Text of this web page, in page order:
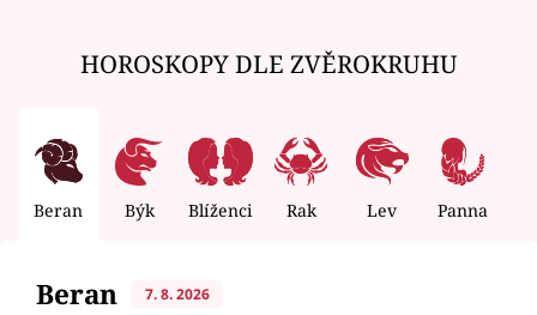
HOROSKOPY DLE ZVĚROKRUHU
Beran Býk Blíženci Rak Lev Panna
Beran 7. 8. 2026